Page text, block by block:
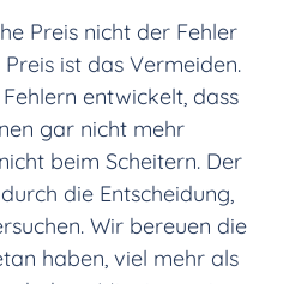
Preis nicht der Fehler
ist das Vermeiden.
entwickelt, dass
gar nicht mehr
beim Scheitern. Der
die Entscheidung,
Wir bereuen die
haben, viel mehr als